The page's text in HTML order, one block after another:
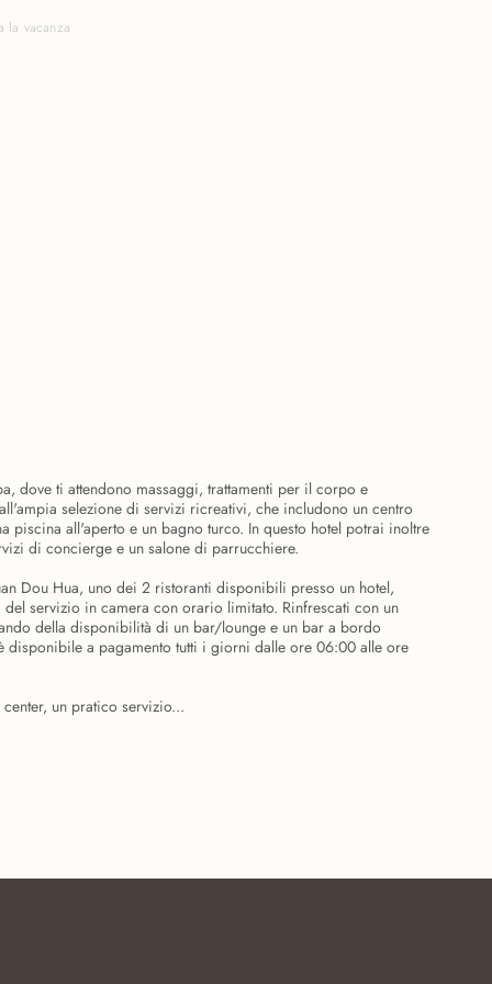
la vacanza
dove ti attendono massaggi, trattamenti per il corpo e
selezione di servizi ricreativi, che includono un centro
piscina all'aperto e un bagno turco. In questo hotel potrai inoltre
di concierge e un salone di parrucchiere.
Dou Hua, uno dei 2 ristoranti disponibili presso un hotel,
servizio in camera con orario limitato. Rinfrescati con un
della disponibilità di un bar/lounge e un bar a bordo
disponibile a pagamento tutti i giorni dalle ore 06:00 alle ore
un pratico servizio...